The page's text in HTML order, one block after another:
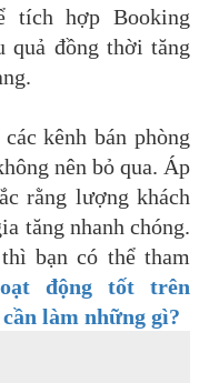
tích hợp Booking
quả đồng thời tăng
kênh bán phòng
nên bỏ qua. Áp
rằng lượng khách
tăng nhanh chóng.
bạn có thể tham
động tốt trên
làm những gì?